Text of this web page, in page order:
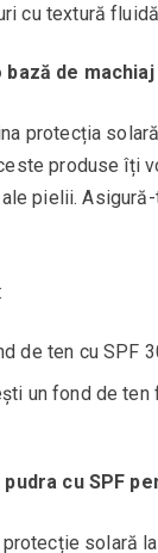
cu textură
bază de
protecția
produse îți
pielii.
:
de ten cu SPF
un fond de
cu SPF
solară